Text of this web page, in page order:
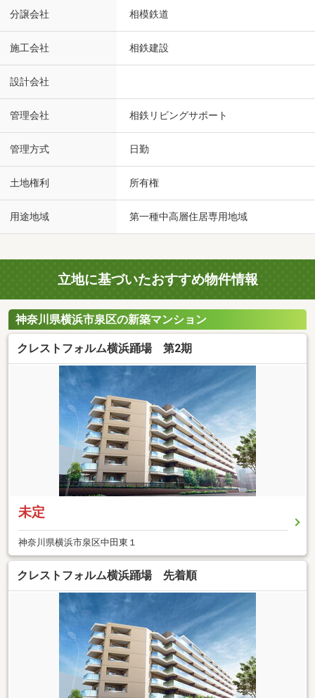
分譲会社 相模鉄道
施工会社 相鉄建設
設計会社
管理会社 相鉄リビングサポート
管理方式 日勤
土地権利 所有権
用途地域 第一種中高層住居専用地域
立地に基づいたおすすめ物件情報
神奈川県横浜市泉区の新築マンション
クレストフォルム横浜踊場 第2期
未定
神奈川県横浜市泉区中田東１
クレストフォルム横浜踊場 先着順